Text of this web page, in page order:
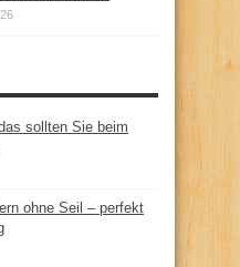
sollten Sie beim
ohne Seil – perfekt